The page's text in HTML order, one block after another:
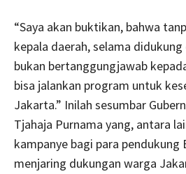
“Saya akan buktikan, bahwa
kepala daerah, selama
bukan bertanggungjawab
bisa jalankan program untuk
Jakarta.” Inilah sesumbar
Tjahaja Purnama yang, antara
kampanye bagi para pendukung
menjaring dukungan warga